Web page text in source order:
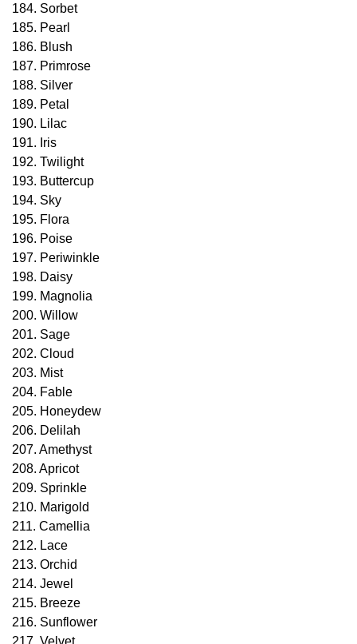
184. Sorbet
185. Pearl
186. Blush
187. Primrose
188. Silver
189. Petal
190. Lilac
191. Iris
192. Twilight
193. Buttercup
194. Sky
195. Flora
196. Poise
197. Periwinkle
198. Daisy
199. Magnolia
200. Willow
201. Sage
202. Cloud
203. Mist
204. Fable
205. Honeydew
206. Delilah
207. Amethyst
208. Apricot
209. Sprinkle
210. Marigold
211. Camellia
212. Lace
213. Orchid
214. Jewel
215. Breeze
216. Sunflower